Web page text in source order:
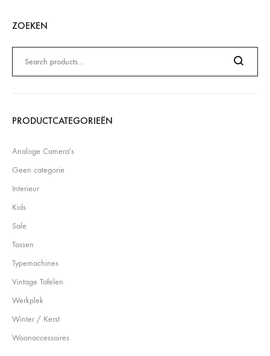
ZOEKEN
naar:
Search
PRODUCTCATEGORIEËN
Analoge Camera's
Geen categorie
Interieur
Kids
Sale
Tassen
Typemachines
Vintage Tafelen
Werkplek
Winter / Kerst
Woonaccessoires